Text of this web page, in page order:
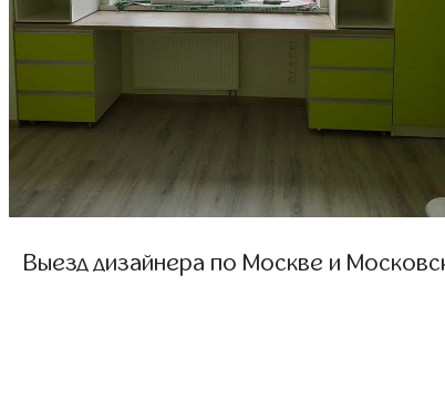
Выезд дизайнера по Москве и